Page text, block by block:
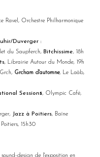
Ravel, Orchestre Philharmonique
Duverger :
du Saupferch, Bitchissime, 18h
, Librairie Autour du Monde, 19h
Grcham d'automne, Le Laàb,
Sessions, Olympic Café,
Jazz à Poitiers, Baïne
15h30
design de l'exposition en